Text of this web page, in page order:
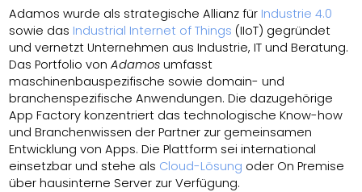
Adamos wurde als strategische Allianz für Industrie 4.0
sowie das Industrial Internet of Things (IIoT) gegründet
und vernetzt Unternehmen aus Industrie, IT und Beratung.
Das Portfolio vonAdamos umfasst
maschinenbauspezifische sowie domain- und
branchenspezifische Anwendungen. Die dazugehörige
App Factory konzentriert das technologische Know-how
und Branchenwissen der Partner zur gemeinsamen
Entwicklung von Apps. Die Plattform sei international
einsetzbar und stehe als Cloud-Lösung oder On Premise
über hausinterne Server zur Verfügung.